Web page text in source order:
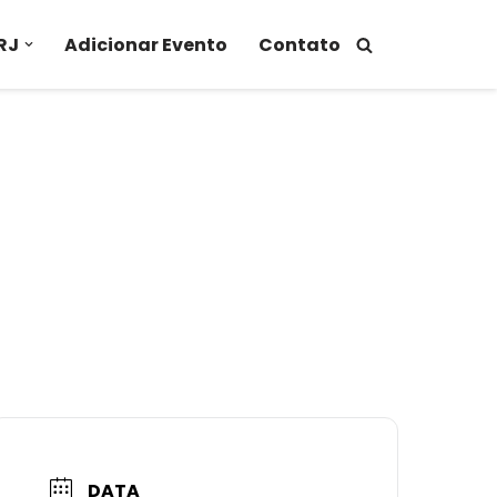
Adicionar Evento Contato
DATA